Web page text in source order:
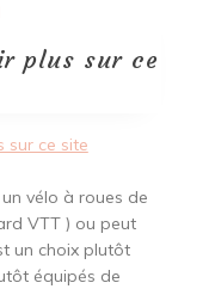
plus sur ce
sur ce site
vélo à roues de
VTT ) ou peut
un choix plutôt
équipés de